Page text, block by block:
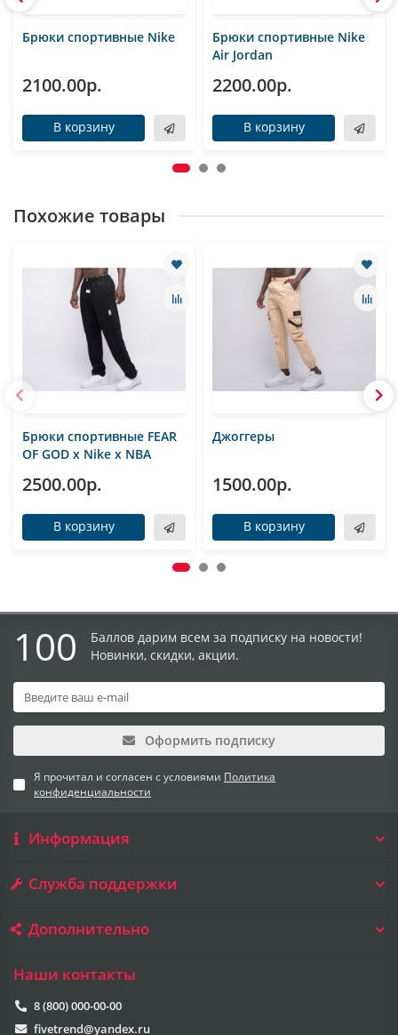
Брюки спортивные Nike
2100.00р.
В корзину
Брюки спортивные Nike
Air Jordan
2200.00р.
В корзину
Похожие товары
Брюки спортивные FEAR
OF GOD x Nike x NBA
2500.00р.
В корзину
Джоггеры
1500.00р.
В корзину
100
Баллов дарим всем за подписку на новости!
Новинки, скидки, акции.
Оформить подписку
Я прочитал и согласен с условиями Политика
конфиденциальности
Информация
Служба поддержки
Дополнительно
Наши контакты
8 (800) 000-00-00
fivetrend@yandex.ru